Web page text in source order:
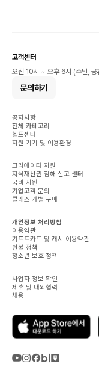
고객센터
오전 10시 ~ 오후 6시 (주말, 공
문의하기
공지사항
전체 카테고리
헬프센터
지원 기기 및 이용환경
크리에이터 지원
지식재산권 침해 신고 센터
국비 지원
기업고객 문의
클래스 개별 구매
개인정보 처리방침
이용약관
기프트카드 및 캐시 이용약관
환불 정책
청소년 보호 정책
사업자 정보 확인
제휴 및 대외협력
채용